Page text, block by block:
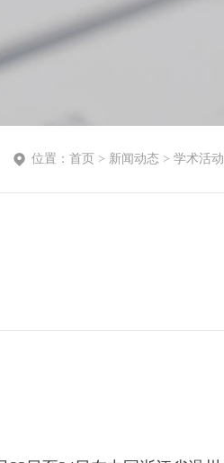
位置： 首页 > 新闻动态 > 学术活动